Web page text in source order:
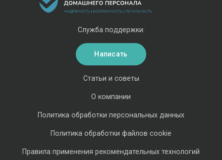
Статьи и советы
О компании
Политика обработки персональных данных
Политика обработки файлов cookie
Правила применения рекомендательных технологий
Служба поддержки:
Написать